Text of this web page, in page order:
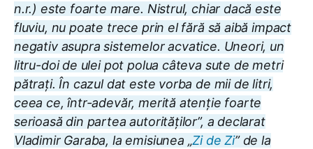
n.r.) este foarte mare. Nistrul, chiar dacă este
fluviu, nu poate trece prin el fără să aibă impact
negativ asupra sistemelor acvatice. Uneori, un
litru-doi de ulei pot polua câteva sute de metri
pătrați. În cazul dat este vorba de mii de litri,
ceea ce, într-adevăr, merită atenție foarte
serioasă din partea autorităților”, a declarat
Vladimir Garaba, la emisiunea „Zi de Zi” de la